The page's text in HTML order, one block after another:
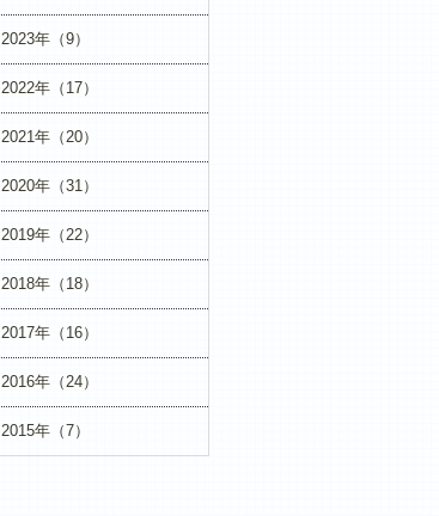
2023年（9）
2022年（17）
2021年（20）
2020年（31）
2019年（22）
2018年（18）
2017年（16）
2016年（24）
2015年（7）